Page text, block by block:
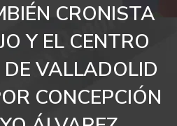
CRONISTA
Y EL CENTRO
VALLADOLID
CONCEPCIÓN